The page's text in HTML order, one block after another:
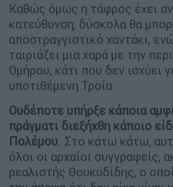
Καθώς όμως η τάφρος έχει
κατεύθυνση, δύσκολα θα
αποστραγγιστικό χαντάκι,
ταιριάζει μια χαρά με την
Ομήρου, κάτι που δεν ισχύει
υποτιθέμενη Τροία.
Ουδέποτε υπήρξε κάποια
πράγματι διεξήχθη κάποιο
Πολέμου. Στο κάτω κάτω,
όλοι οι αρχαίοι συγγραφείς,
ρεαλιστής Θουκυδίδης, ο